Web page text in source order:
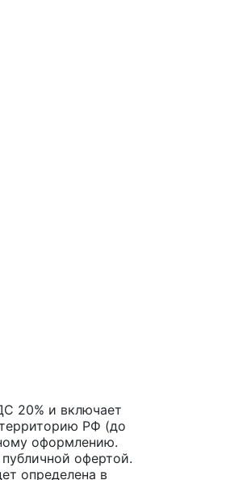
20% и включает
РФ (до
оформлению.
офертой.
определена в